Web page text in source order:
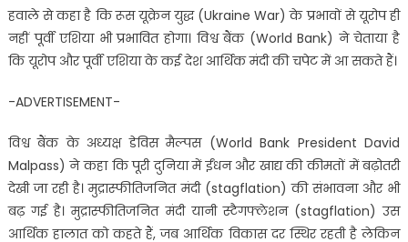
हवाले से कहा है कि रूस यूक्रेन युद्ध (Ukraine War) के प्रभावों से यूरोप ही
नहीं पूर्वी एशिया भी प्रभावित होगा। विश्व बैंक (World Bank) ने चेताया है
कि यूरोप और पूर्वी एशिया के कई देश आर्थिक मंदी की चपेट में आ सकते हैं।
-ADVERTISEMENT-
विश्व बैंक के अध्यक्ष डेविस मैल्पस (World Bank President David
Malpass) ने कहा कि पूरी दुनिया में ईंधन और खाद्य की कीमतों में बढ़ोतरी
देखी जा रही है। मुद्रास्फीतिजनित मंदी (stagflation) की संभावना और भी
बढ़ गई है। मुद्रास्फीतिजनित मंदी यानी स्टैगफ्लेशन (stagflation) उस
आर्थिक हालात को कहते हैं, जब आर्थिक विकास दर स्थिर रहती है लेकिन